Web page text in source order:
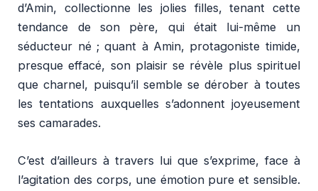
d’Amin, collectionne les jolies filles, tenant cette
tendance de son père, qui était lui-même un
séducteur né ; quant à Amin, protagoniste timide,
presque effacé, son plaisir se révèle plus spirituel
que charnel, puisqu’il semble se dérober à toutes
les tentations auxquelles s’adonnent joyeusement
ses camarades.
C’est d’ailleurs à travers lui que s’exprime, face à
l’agitation des corps, une émotion pure et sensible.